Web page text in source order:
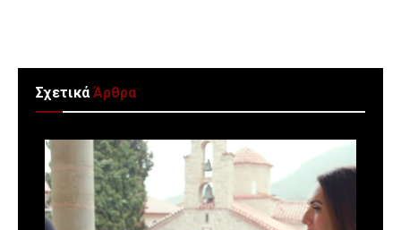
ΣχετικάΆρθρα